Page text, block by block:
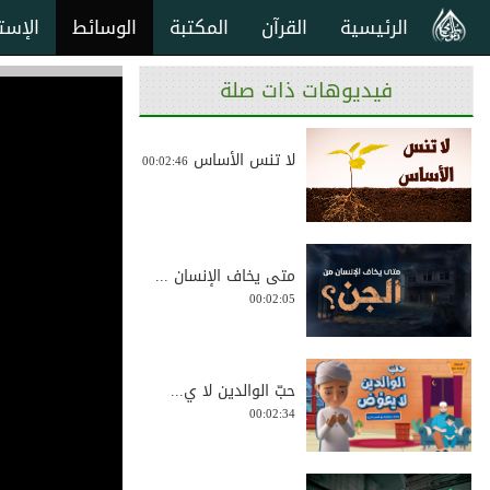
الوسائط المكتبة القرآن الرئيسية
فيديوهات ذات صلة
لا تنس الأساس 00:02:46
متى يخاف الإنسان ...
00:02:05
حبّ الوالدين لا ي...
00:02:34